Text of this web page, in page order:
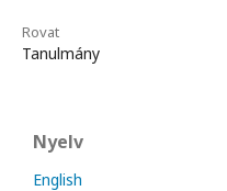
Rovat
Tanulmány
Nyelv
English